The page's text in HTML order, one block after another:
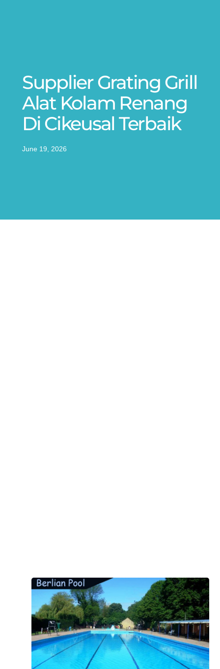
Supplier Grating Grill
Alat Kolam Renang
Di Cikeusal Terbaik
June 19, 2026